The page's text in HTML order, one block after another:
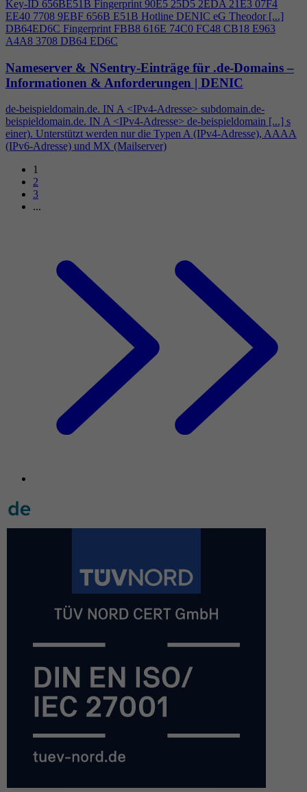
Key-ID 656BE51B Fingerprint 90E5 25D5 2EDA 21E3 07F4
EE40 7708 9EBF 656B E51B Hotline DENIC eG Theodor [...]
DB64ED6C Fingerprint FBB8 616E 74C0 FC48 CB18 E963
A4A8 3708 DB64 ED6C
Nameserver & NSentry-Einträge für .de-Domains –
Informationen & Anforderungen | DENIC
de-beispieldomain.de. IN A <IPv4-Adresse> subdomain.de-
beispieldomain.de. IN A <IPv4-Adresse> de-beispieldomain [...] s
einer). Unterstützt werden nur die Typen A (IPv4-Adresse), AAAA
(IPv6-Adresse) und MX (Mailserver)
1
2
3
...